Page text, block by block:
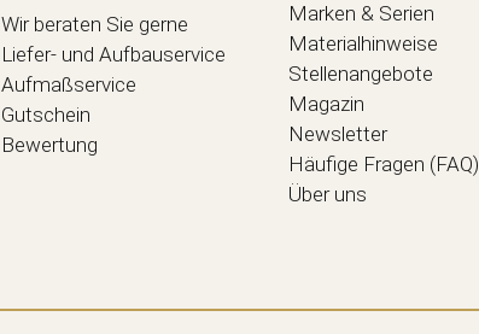
Wir beraten Sie gerne
Liefer- und Aufbauservice
Aufmaßservice
Gutschein
Bewertung
Marken & Serien
Materialhinweise
Stellenangebote
Magazin
Newsletter
Häufige Fragen (FAQ)
Über uns